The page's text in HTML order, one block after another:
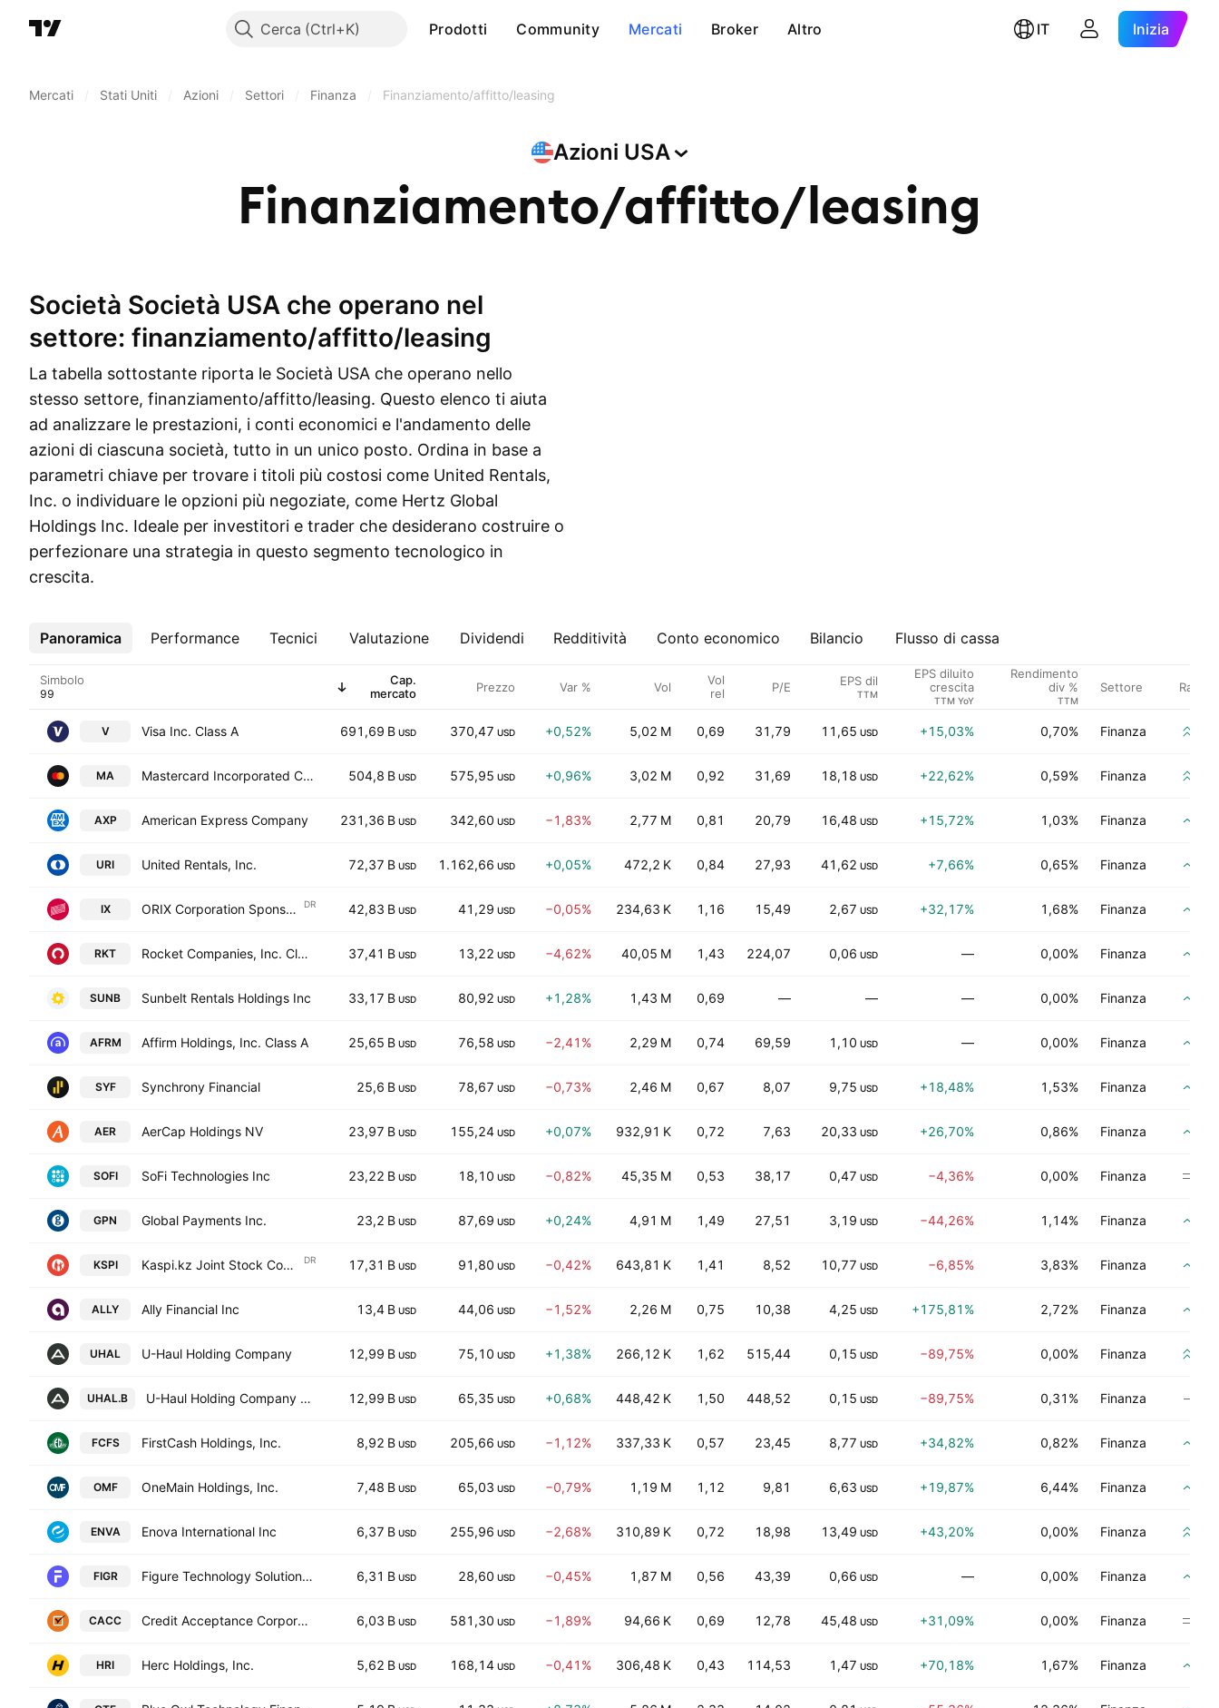
Cerca Prodotti Community Mercati Broker Altro IT Inizia
Mercati Stati Uniti Azioni Settori Finanza Finanziamento/affitto/leasing
Azioni USA
Finanziamento/affitto/leasing
Società Società USA che operano nel
settore: finanziamento/affitto/leasing
La tabella sottostante riporta le Società USA che operano nello
stesso settore, finanziamento/affitto/leasing. Questo elenco ti aiuta
ad analizzare le prestazioni, i conti economici e l'andamento delle
azioni di ciascuna società, tutto in un unico posto. Ordina in base a
parametri chiave per trovare i titoli più costosi come United Rentals,
Inc. o individuare le opzioni più negoziate, come Hertz Global
Holdings Inc. Ideale per investitori e trader che desiderano costruire o
perfezionare una strategia in questo segmento tecnologico in
crescita.
Panoramica Performance Tecnici Valutazione Dividendi Redditività Conto economico Bilancio Flusso di cassa
Altro
Simbolo
Cap.
mercato
Prezzo Var % Vol
Vol
rel
P/E EPS dil
TTM
EPS diluito
crescita
TTM YoY
Rendimento
div %
TTM
Settore Rating
V Visa Inc. Class A 691,69 B USD 370,47 USD +0,52% 5,02 M 0,69 31,79 11,65 USD +15,03% 0,70% Finanza
MA Mastercard Incorporated Class A 504,8 B USD 575,95 USD +0,96% 3,02 M 0,92 31,69 18,18 USD +22,62% 0,59% Finanza
AXP American Express Company 231,36 B USD 342,60 USD −1,83% 2,77 M 0,81 20,79 16,48 USD +15,72% 1,03% Finanza
URI United Rentals, Inc. 72,37 B USD 1.162,66 USD +0,05% 472,2 K 0,84 27,93 41,62 USD +7,66% 0,65% Finanza
IX ORIX Corporation Sponsored ADR DR 42,83 B USD 41,29 USD −0,05% 234,63 K 1,16 15,49 2,67 USD +32,17% 1,68% Finanza
RKT Rocket Companies, Inc. Class A 37,41 B USD 13,22 USD −4,62% 40,05 M 1,43 224,07 0,06 USD — 0,00% Finanza
SUNB Sunbelt Rentals Holdings Inc 33,17 B USD 80,92 USD +1,28% 1,43 M 0,69 — — — 0,00% Finanza
AFRM Affirm Holdings, Inc. Class A 25,65 B USD 76,58 USD −2,41% 2,29 M 0,74 69,59 1,10 USD — 0,00% Finanza
SYF Synchrony Financial 25,6 B USD 78,67 USD −0,73% 2,46 M 0,67 8,07 9,75 USD +18,48% 1,53% Finanza
AER AerCap Holdings NV 23,97 B USD 155,24 USD +0,07% 932,91 K 0,72 7,63 20,33 USD +26,70% 0,86% Finanza
SOFI SoFi Technologies Inc 23,22 B USD 18,10 USD −0,82% 45,35 M 0,53 38,17 0,47 USD −4,36% 0,00% Finanza
GPN Global Payments Inc. 23,2 B USD 87,69 USD +0,24% 4,91 M 1,49 27,51 3,19 USD −44,26% 1,14% Finanza
KSPI Kaspi.kz Joint Stock Company Sponsored ADR RegS DR 17,31 B USD 91,80 USD −0,42% 643,81 K 1,41 8,52 10,77 USD −6,85% 3,83% Finanza
ALLY Ally Financial Inc 13,4 B USD 44,06 USD −1,52% 2,26 M 0,75 10,38 4,25 USD +175,81% 2,72% Finanza
UHAL U-Haul Holding Company 12,99 B USD 75,10 USD +1,38% 266,12 K 1,62 515,44 0,15 USD −89,75% 0,00% Finanza
UHAL.B U-Haul Holding Company Series N Non-Voting 12,99 B USD 65,35 USD +0,68% 448,42 K 1,50 448,52 0,15 USD −89,75% 0,31% Finanza
FCFS FirstCash Holdings, Inc. 8,92 B USD 205,66 USD −1,12% 337,33 K 0,57 23,45 8,77 USD +34,82% 0,82% Finanza
OMF OneMain Holdings, Inc. 7,48 B USD 65,03 USD −0,79% 1,19 M 1,12 9,81 6,63 USD +19,87% 6,44% Finanza
ENVA Enova International Inc 6,37 B USD 255,96 USD −2,68% 310,89 K 0,72 18,98 13,49 USD +43,20% 0,00% Finanza
FIGR Figure Technology Solutions, Inc. Class A 6,31 B USD 28,60 USD −0,45% 1,87 M 0,56 43,39 0,66 USD — 0,00% Finanza
CACC Credit Acceptance Corporation 6,03 B USD 581,30 USD −1,89% 94,66 K 0,69 12,78 45,48 USD +31,09% 0,00% Finanza
HRI Herc Holdings, Inc. 5,62 B USD 168,14 USD −0,41% 306,48 K 0,43 114,53 1,47 USD +70,18% 1,67% Finanza